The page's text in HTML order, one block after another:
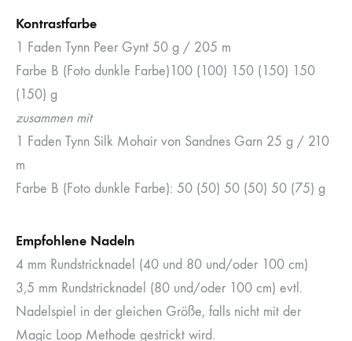
Kontrastfarbe
1 Faden Tynn Peer Gynt 50 g / 205 m
Farbe B (Foto dunkle Farbe)100 (100) 150 (150) 150
(150) g
zusammen mit
1 Faden Tynn Silk Mohair von Sandnes Garn 25 g / 210
m
Farbe B (Foto dunkle Farbe): 50 (50) 50 (50) 50 (75) g
Empfohlene Nadeln
4 mm Rundstricknadel (40 und 80 und/oder 100 cm)
3,5 mm Rundstricknadel (80 und/oder 100 cm) evtl.
Nadelspiel in der gleichen Größe, falls nicht mit der
Magic Loop Methode gestrickt wird.